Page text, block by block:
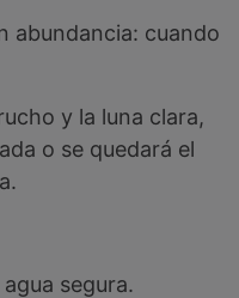
abundancia: cuando
y la luna clara,
o se quedará el
segura.